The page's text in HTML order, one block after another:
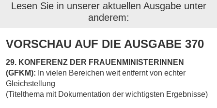
Lesen Sie in unserer aktuellen Ausgabe unter
anderem:
VORSCHAU AUF DIE AUSGABE 370
29. KONFERENZ DER FRAUENMINISTERINNEN
(GFKM): In vielen Bereichen weit entfernt von echter
Gleichstellung
(Titelthema mit Dokumentation der wichtigsten Ergebnisse)